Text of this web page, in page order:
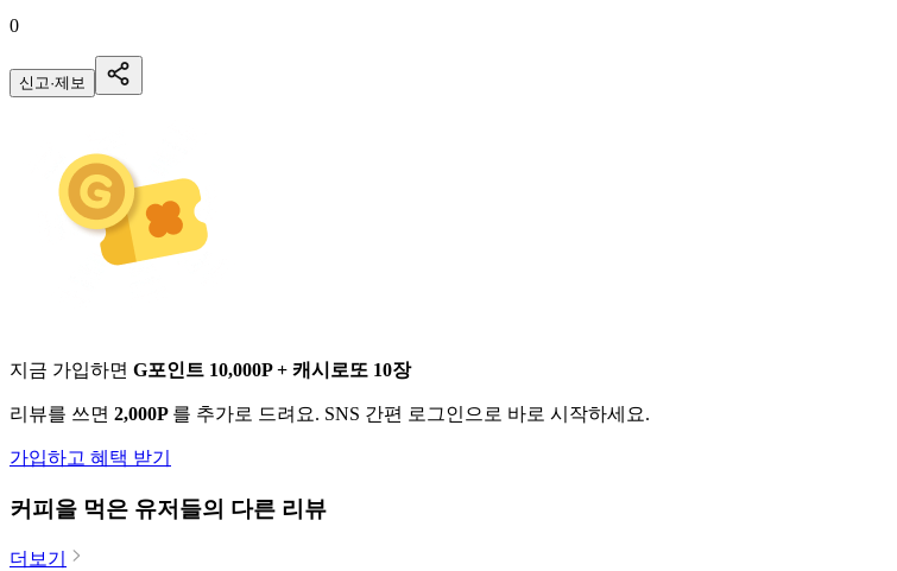
0
신고·제보
지금 가입하면 G포인트 10,000P + 캐시로또 10장
리뷰를 쓰면 2,000P 를 추가로 드려요. SNS 간편 로그인으로 바로 시작하세요.
가입하고 혜택 받기
커피 을 먹은 유저들의 다른 리뷰
더보기